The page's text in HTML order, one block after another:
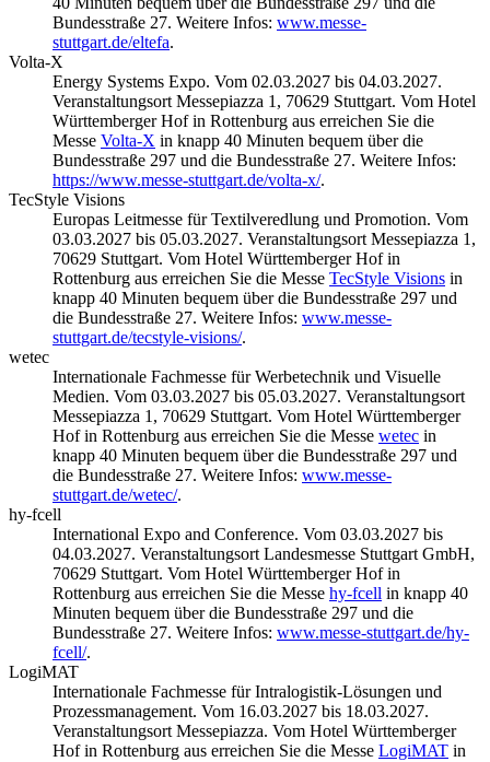
Bundesstraße 27. Weitere Infos: www.messe-
stuttgart.de/eltefa.
Volta-X
Energy Systems Expo. Vom 02.03.2027 bis 04.03.2027.
Veranstaltungsort Messepiazza 1, 70629 Stuttgart. Vom Hotel
Württemberger Hof in Rottenburg aus erreichen Sie die
Messe Volta-X in knapp 40 Minuten bequem über die
Bundesstraße 297 und die Bundesstraße 27. Weitere Infos:
https://www.messe-stuttgart.de/volta-x/.
TecStyle Visions
Europas Leitmesse für Textilveredlung und Promotion. Vom
03.03.2027 bis 05.03.2027. Veranstaltungsort Messepiazza 1,
70629 Stuttgart. Vom Hotel Württemberger Hof in
Rottenburg aus erreichen Sie die Messe TecStyle Visions in
knapp 40 Minuten bequem über die Bundesstraße 297 und
die Bundesstraße 27. Weitere Infos: www.messe-
stuttgart.de/tecstyle-visions/.
wetec
Internationale Fachmesse für Werbetechnik und Visuelle
Medien. Vom 03.03.2027 bis 05.03.2027. Veranstaltungsort
Messepiazza 1, 70629 Stuttgart. Vom Hotel Württemberger
Hof in Rottenburg aus erreichen Sie die Messe wetec in
knapp 40 Minuten bequem über die Bundesstraße 297 und
die Bundesstraße 27. Weitere Infos: www.messe-
stuttgart.de/wetec/.
hy-fcell
International Expo and Conference. Vom 03.03.2027 bis
04.03.2027. Veranstaltungsort Landesmesse Stuttgart GmbH,
70629 Stuttgart. Vom Hotel Württemberger Hof in
Rottenburg aus erreichen Sie die Messe hy-fcell in knapp 40
Minuten bequem über die Bundesstraße 297 und die
Bundesstraße 27. Weitere Infos: www.messe-stuttgart.de/hy-
fcell/.
LogiMAT
Internationale Fachmesse für Intralogistik-Lösungen und
Prozessmanagement. Vom 16.03.2027 bis 18.03.2027.
Veranstaltungsort Messepiazza. Vom Hotel Württemberger
Hof in Rottenburg aus erreichen Sie die Messe LogiMAT in